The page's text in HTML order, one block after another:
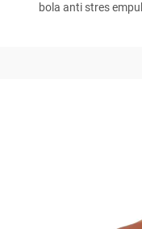
bola anti stres